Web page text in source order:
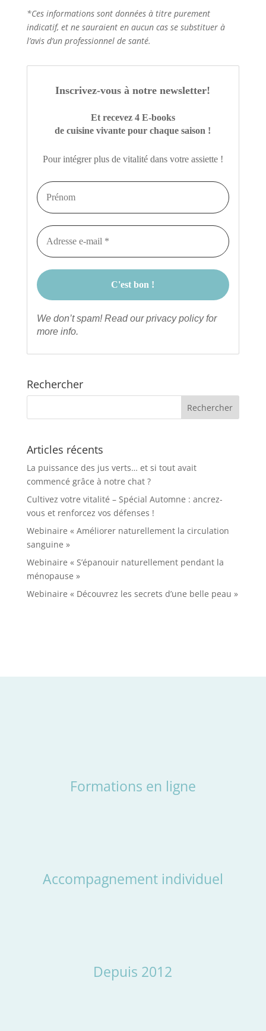
*Ces informations sont données à titre purement
indicatif, et ne sauraient en aucun cas se substituer à
l’avis d’un professionnel de santé.
Inscrivez-vous à notre newsletter!
Et recevez 4 E-books
de cuisine vivante pour chaque saison !
Pour intégrer plus de vitalité dans votre assiette !
We don’t spam! Read ourprivacy policyfor
more info.
Rechercher
Articles récents
La puissance des jus verts… et si tout avait
commencé grâce à notre chat ?
Cultivez votre vitalité – Spécial Automne : ancrez-
vous et renforcez vos défenses !
Webinaire « Améliorer naturellement la circulation
sanguine »
Webinaire « S’épanouir naturellement pendant la
ménopause »
Webinaire « Découvrez les secrets d’une belle peau »
Formations en ligne
Accompagnement individuel
Depuis 2012